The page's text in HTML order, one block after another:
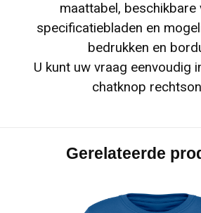
maattabel, beschikbare
specificatiebladen en
bedrukken en
U kunt uw vraag eenvoudig
chatknop
Gerelateerde